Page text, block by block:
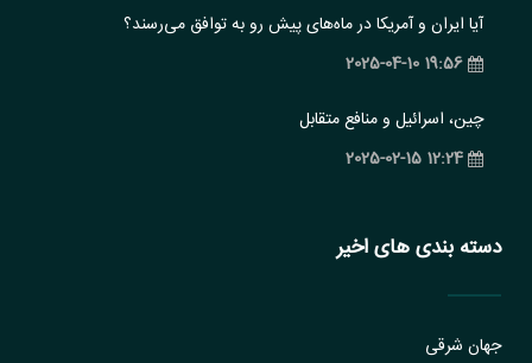
آیا ایران و آمریکا در ماه‌های پیش رو به توافق می‌رسند؟
19:56 2025-04-10
چین، اسرائیل و منافع متقابل
12:24 2025-02-15
دسته بندی های اخیر
جهان شرقی